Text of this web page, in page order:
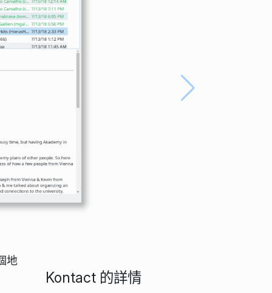
地
Kontact 的詳情